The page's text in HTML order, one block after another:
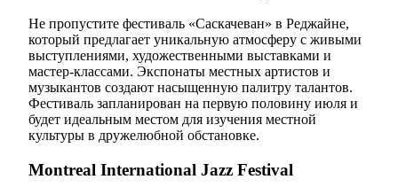
Не пропустите фестиваль «Саскачеван» в Реджайне,
который предлагает уникальную атмосферу с живыми
выступлениями, художественными выставками и
мастер-классами. Экспонаты местных артистов и
музыкантов создают насыщенную палитру талантов.
Фестиваль запланирован на первую половину июля и
будет идеальным местом для изучения местной
культуры в дружелюбной обстановке.
Montreal International Jazz Festival